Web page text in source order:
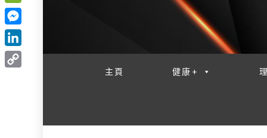
主頁 健康+
h
a
t
s
W
e
C
h
M
e
s
L
i